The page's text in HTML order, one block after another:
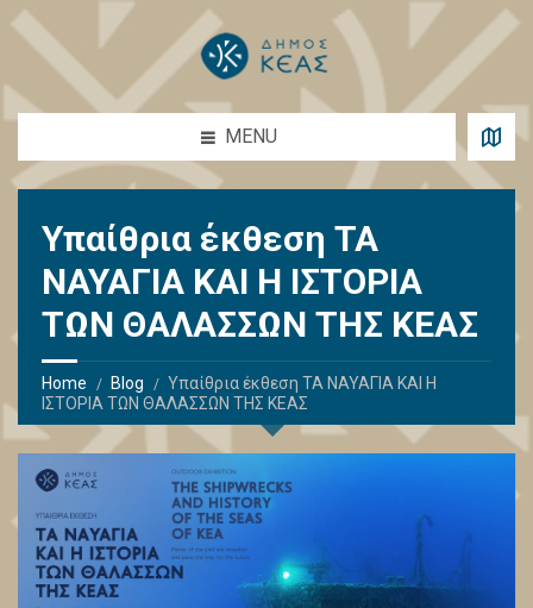
MENU
Υπαίθρια έκθεση ΤΑ
ΝΑΥΑΓΙΑ ΚΑΙ Η ΙΣΤΟΡΙΑ
ΤΩΝ ΘΑΛΑΣΣΩΝ ΤΗΣ ΚΕΑΣ
Home Blog
Υπαίθρια έκθεση ΤΑ ΝΑΥΑΓΙΑ ΚΑΙ Η
ΙΣΤΟΡΙΑ ΤΩΝ ΘΑΛΑΣΣΩΝ ΤΗΣ ΚΕΑΣ